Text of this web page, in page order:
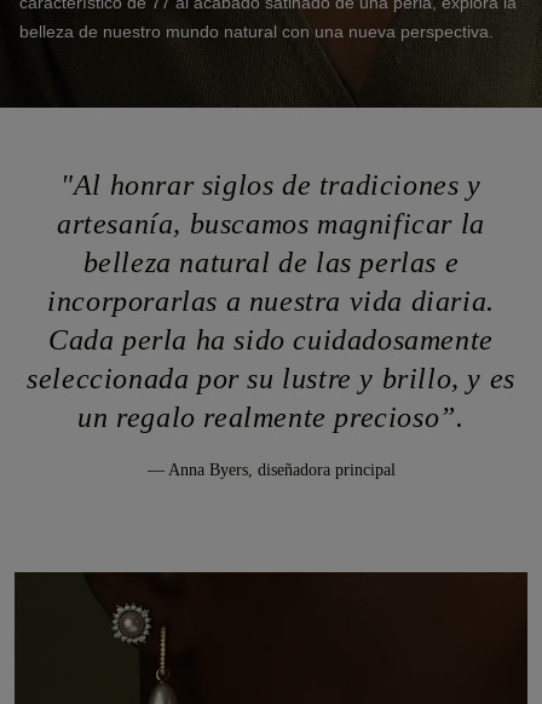
belleza de nuestro mundo natural con una nueva perspectiva.
"Al honrar siglos de tradiciones y
artesanía, buscamos magnificar la
belleza natural de las perlas e
incorporarlas a nuestra vida diaria.
Cada perla ha sido cuidadosamente
seleccionada por su lustre y brillo, y es
un regalo realmente precioso”.
— Anna Byers, diseñadora principal